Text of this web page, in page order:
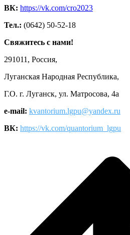
ВК: https://vk.com/cro2023
Тел.: (0642) 50-52-18
Свяжитесь с нами!
291011, Россия,
Луганская Народная Республика,
Г.О. г. Луганск, ул. Матросова, 4а
e-mail: kvantorium.lgpu@yandex.ru
ВК: https://vk.com/quantorium_lgpu